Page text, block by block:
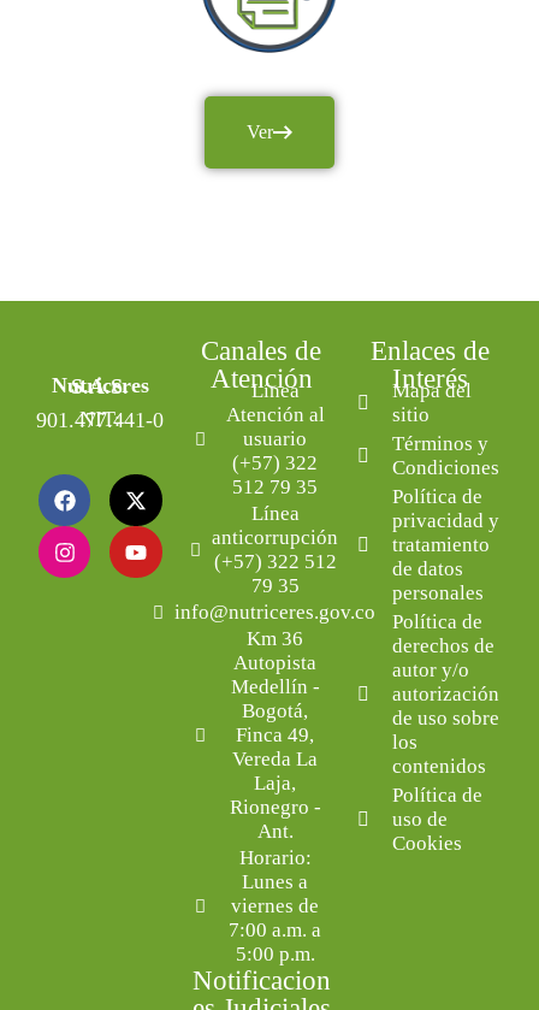
Ver
Nutriceres S.A.S.
NIT: 901.477.441-0
Canales de
Atención
Línea
Atención al
usuario
(+57) 322
512 79 35
Línea
anticorrupción
(+57) 322 512
79 35
info@nutriceres.gov.co
Km 36
Autopista
Medellín -
Bogotá,
Finca 49,
Vereda La
Laja,
Rionegro -
Ant.
Horario:
Lunes a
viernes de
7:00 a.m. a
5:00 p.m.
Notificacion
Enlaces de
Interés
Mapa del
sitio
Términos y
Condiciones
Política de
privacidad y
tratamiento
de datos
personales
Política de
derechos de
autor y/o
autorización
de uso sobre
los
contenidos
Política de
uso de
Cookies